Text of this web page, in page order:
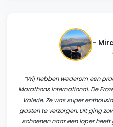
–
“Wij hebben wederom een
Marathons International. De
Valerie. Ze was super
gasten te verzorgen. Dit ging
schoenen naar een loper